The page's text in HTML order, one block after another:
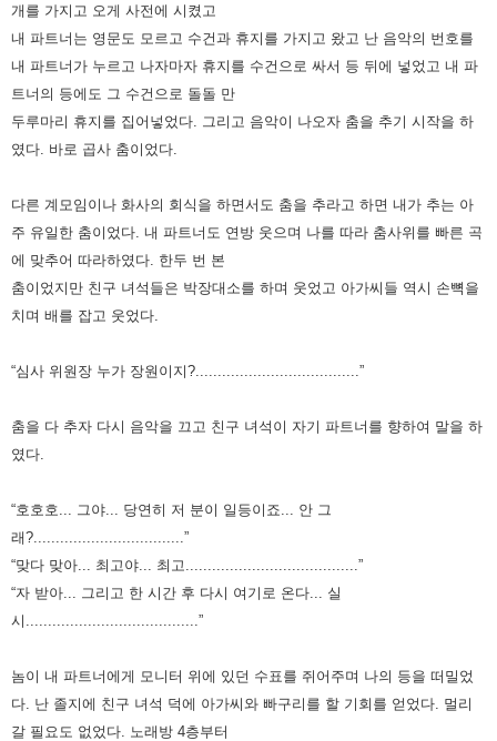
개를 가지고 오게 사전에 시켰고
내 파트너는 영문도 모르고 수건과 휴지를 가지고 왔고 난 음악의 번호를
내 파트너가 누르고 나자마자 휴지를 수건으로 싸서 등 뒤에 넣었고 내 파
트너의 등에도 그 수건으로 돌돌 만
두루마리 휴지를 집어넣었다.
그리고 음악이 나오자 춤을 추기 시작을 하
였다. 바로 곱사 춤이었다.
다른 계모임이나 화사의 회식을 하면서도 춤을 추라고 하면 내가 추는 아
주 유일한 춤이었다. 내 파트너도 연방 웃으며 나를 따라 춤사위를 빠른 곡
에 맞추어 따라하였다. 한두 번 본
춤이었지만 친구 녀석들은 박장대소를 하며 웃었고 아가씨들 역시 손뼉을
치며 배를 잡고 웃었다.
“심사 위원장 누가 장원이지?.....................................”
춤을 다 추자 다시 음악을 끄고 친구 녀석이 자기 파트너를 향하여 말을 하
였다.
“호호호... 그야... 당연히 저 분이 일등이죠... 안 그
래?..................................”
“맞다 맞아... 최고야... 최고.......................................”
“자 받아... 그리고 한 시간 후 다시 여기로 온다... 실
시.......................................”
놈이 내 파트너에게 모니터 위에 있던 수표를 쥐어주며 나의 등을 떠밀었
다. 난 졸지에 친구 녀석 덕에 아가씨와 빠구리를 할 기회를 얻었다. 멀리
갈 필요도 없었다.
노래방 4층부터